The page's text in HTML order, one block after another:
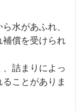
水があふれ、
補償を受けられ
詰まりによっ
ことがありま